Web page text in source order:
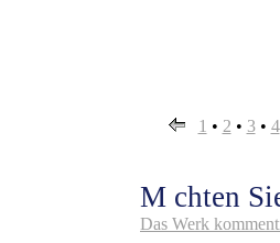
1 • 2 • 3• 4
M chten
Das Werk